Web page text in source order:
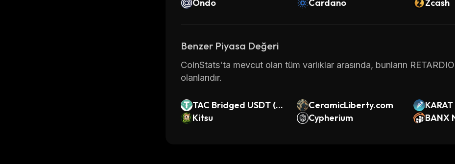
Ondo
Cardano Zcash
Benzer Piyasa Değeri
CoinStats'ta mevcut olan tüm varlıklar arasında, bunların
olanlarıdır.
TAC Bridged USDT (TA
C)
CeramicLiberty.com
Kitsu
Cypherium BANX